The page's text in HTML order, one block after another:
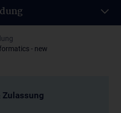
- new
Zulassung